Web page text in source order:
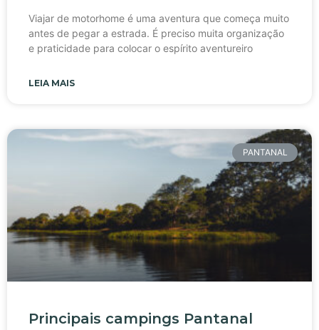
Viajar de motorhome é uma aventura que começa muito
antes de pegar a estrada. É preciso muita organização
e praticidade para colocar o espírito aventureiro
LEIA MAIS
PANTANAL
Principais campings Pantanal